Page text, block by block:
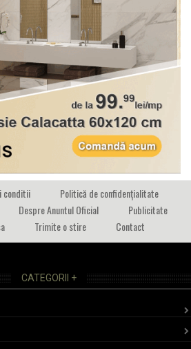
conditii
Politică de confidențialitate
Despre Anuntul Oficial
Publicitate
Trimite o stire Contact
CATEGORII +